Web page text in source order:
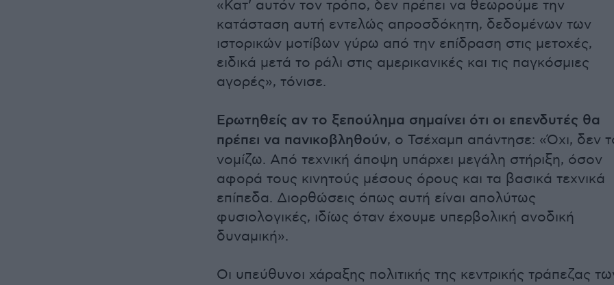
«Κατ’ αυτόν τον τρόπο, δεν πρέπει να θεωρούμε την
κατάσταση αυτή εντελώς απροσδόκητη, δεδομένων των
ιστορικών μοτίβων γύρω από την επίδραση στις μετοχές,
ειδικά μετά το ράλι στις αμερικανικές και τις παγκόσμιες
αγορές», τόνισε.
Ερωτηθείς αν το ξεπούλημα σημαίνει ότι οι επενδυτές θα
πρέπει να πανικοβληθούν, ο Τσέχαμπ απάντησε: «Όχι, δεν
νομίζω. Από τεχνική άποψη υπάρχει μεγάλη στήριξη, όσον
αφορά τους κινητούς μέσους όρους και τα βασικά τεχνικά
επίπεδα. Διορθώσεις όπως αυτή είναι απολύτως
φυσιολογικές, ιδίως όταν έχουμε υπερβολική ανοδική
δυναμική».
Οι υπεύθυνοι χάραξης πολιτικής της κεντρικής τράπεζας